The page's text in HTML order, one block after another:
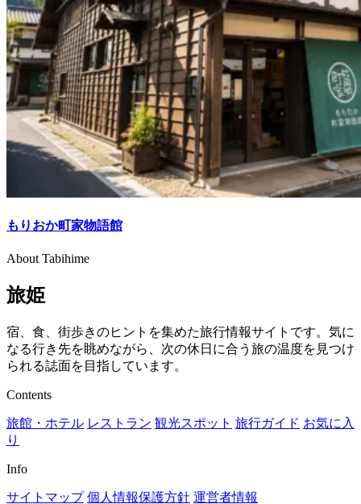
もりおか町家物語館
About Tabihime
旅姫
宿、食、街歩きのヒントを集めた旅行情報サイトです。気に
なる行き先を眺めながら、次の休日に合う旅の温度を見つけ
られる誌面を目指しています。
Contents
旅館・ホテル レストラン 観光スポット 旅行ガイド お気に入
り
Info
サイトマップ 個人情報保護方針 運営者情報